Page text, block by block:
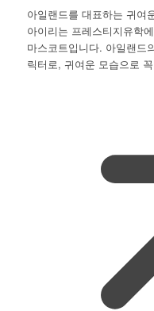
아일랜드를 대표하는 귀여
아이리는 프레스티지유학
마스코트입니다. 아일랜드
릭터로, 귀여운 모습으로